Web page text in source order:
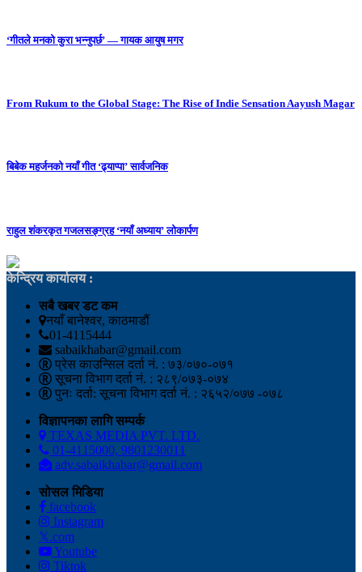
‘गीतले मनको कुरा भन्नुपर्छ’ — गायक आयुष मगर
From Rukum to the Global Stage: The Rise of Indie Sensation Aayush Magar
बिबेक महर्जनको नयाँ गीत ‘ढ्याप्पा’ सार्वजनिक
राहुल शंकरकृत गजलसङ्ग्रह ‘नयाँ अध्याय’ लोकार्पण
केन्द्रिय कार्यालय :
सबै खबर डट कम
नयाँ बानेश्वर, काठमाडौं
01-4115444
sabaikhabar@gmail.com
प्रेस काउन्सिल दर्ता नं. : ७३/०७०-०७१
सूचना विभाग दर्ता नं. : २८९/०७३-०७४
पुनः दर्ता: सूचना विभाग दर्ता नं. : २६५२/०७७ -०७८
विज्ञापनका लागि सम्पर्क
TEXAS MEDIA PVT. LTD.
01-4115000, 9801230011
adv.sabaikhabar@gmail.com
सोसल मिडिया
facebook
Instagram
𝕏.com
Youtube
Tiktok